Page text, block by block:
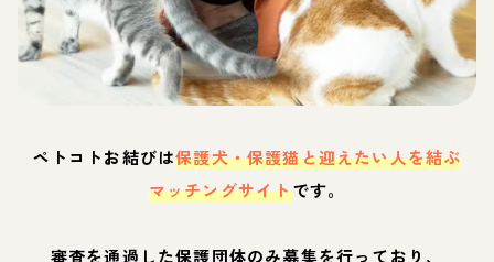
ペトコトお結びは保護犬・保護猫と迎えたい人を結ぶ
マッチングサイトです。
審査を通過した保護団体のみ募集を行っており、